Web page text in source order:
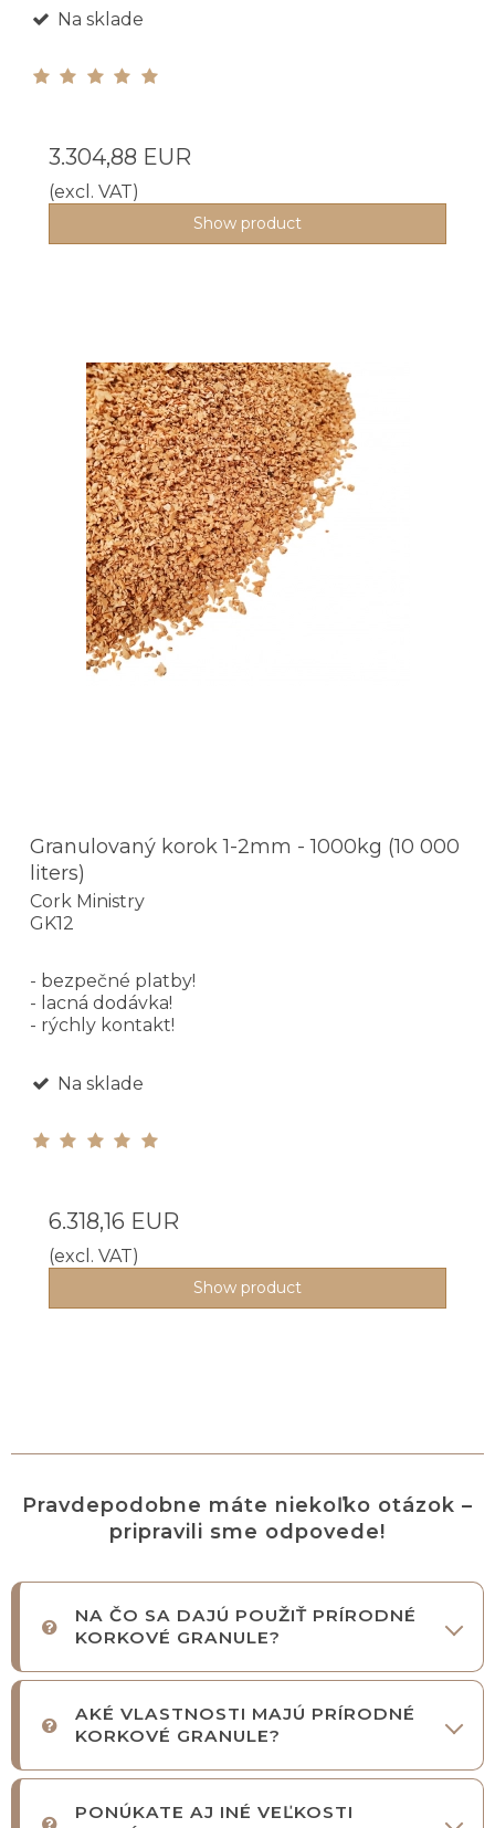
Na sklade
3.304,88 EUR
(excl. VAT)
Show product
Granulovaný korok 1-2mm - 1000kg (10 000
liters)
Cork Ministry
GK12
- bezpečné platby!
- lacná dodávka!
- rýchly kontakt!
Na sklade
6.318,16 EUR
(excl. VAT)
Show product
Pravdepodobne máte niekoľko otázok –
pripravili sme odpovede!
NA ČO SA DAJÚ POUŽIŤ PRÍRODNÉ
KORKOVÉ GRANULE?
AKÉ VLASTNOSTI MAJÚ PRÍRODNÉ
KORKOVÉ GRANULE?
PONÚKATE AJ INÉ VEĽKOSTI